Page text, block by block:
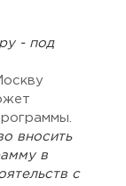
- под
вносить
в
с